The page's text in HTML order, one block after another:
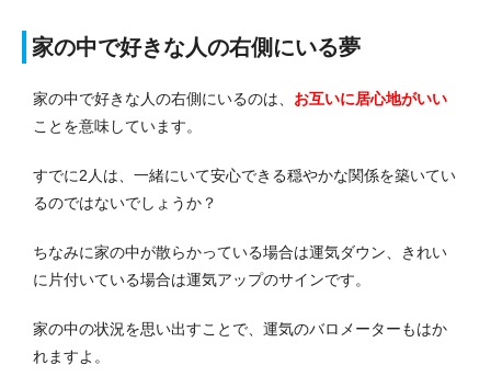
家の中で好きな人の右側にいる夢
家の中で好きな人の右側にいるのは、 お互いに居心地がいい
ことを意味しています。
すでに2人は、一緒にいて安心できる穏やかな関係を築いてい
るのではないでしょうか？
ちなみに家の中が散らかっている場合は運気ダウン、きれい
に片付いている場合は運気アップのサインです。
家の中の状況を思い出すことで、運気のバロメーターもはか
れますよ。